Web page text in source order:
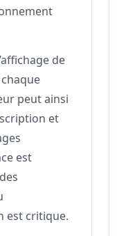
de
peut ainsi
et
est
est critique.